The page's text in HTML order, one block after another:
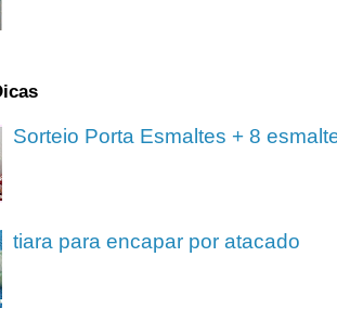
Sorteio Porta Esmaltes + 8
tiara para encapar por atacado